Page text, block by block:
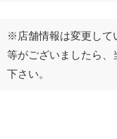
※店舗情報は変更して
等がございましたら、
下さい。